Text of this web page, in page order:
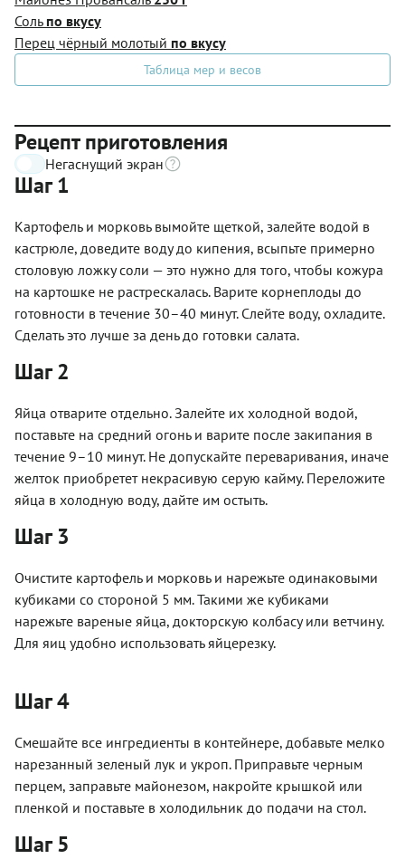
Соль по вкусу
Перец чёрный молотый по вкусу
Таблица мер и весов
Рецепт приготовления
Негаснущий экран
Шаг 1
Картофель и морковь вымойте щеткой, залейте водой в
кастрюле, доведите воду до кипения, всыпьте примерно
столовую ложку соли — это нужно для того, чтобы кожура
на картошке не растрескалась. Варите корнеплоды до
готовности в течение 30–40 минут. Слейте воду, охладите.
Сделать это лучше за день до готовки салата.
Шаг 2
Яйца отварите отдельно. Залейте их холодной водой,
поставьте на средний огонь и варите после закипания в
течение 9–10 минут. Не допускайте переваривания, иначе
желток приобретет некрасивую серую кайму. Переложите
яйца в холодную воду, дайте им остыть.
Шаг 3
Очистите картофель и морковь и нарежьте одинаковыми
кубиками со стороной 5 мм. Такими же кубиками
нарежьте вареные яйца, докторскую колбасу или ветчину.
Для яиц удобно использовать яйцерезку.
Шаг 4
Смешайте все ингредиенты в контейнере, добавьте мелко
нарезанный зеленый лук и укроп. Приправьте черным
перцем, заправьте майонезом, накройте крышкой или
пленкой и поставьте в холодильник до подачи на стол.
Шаг 5